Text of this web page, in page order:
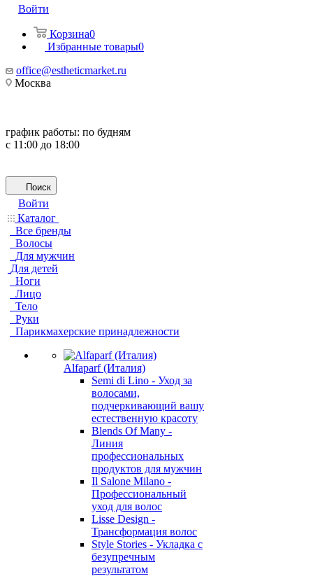
Войти
Корзина0
Избранные товары0
office@estheticmarket.ru
Москва
график работы: по будням
с 11:00 до 18:00
Поиск
Войти
Каталог
Все бренды
Волосы
Для мужчин
Для детей
Ноги
Лицо
Тело
Руки
Парикмахерские принадлежности
Alfaparf (Италия)
Semi di Lino - Уход за
волосами,
подчеркивающий вашу
естественную красоту
Blends Of Many -
Линия
профессиональных
продуктов для мужчин
Il Salone Milano -
Профессиональный
уход для волос
Lisse Design -
Трансформация волос
Style Stories - Укладка с
безупречным
результатом